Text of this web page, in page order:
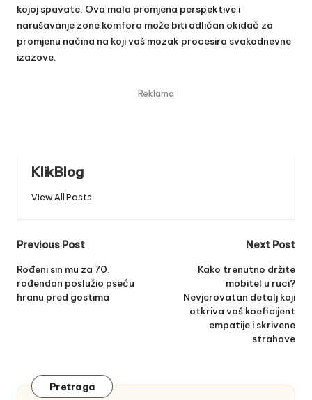
kojoj spavate. Ova mala promjena perspektive i
narušavanje zone komfora može biti odličan okidač za
promjenu načina na koji vaš mozak procesira svakodnevne
izazove.
Reklama
KlikBlog
View All Posts
Post
navigation
Previous Post
Rođeni sin mu za 70.
rođendan poslužio pseću
hranu pred gostima
Next Post
Kako trenutno držite
mobitel u ruci?
Nevjerovatan detalj koji
otkriva vaš koeficijent
empatije i skrivene
strahove
Pretraga